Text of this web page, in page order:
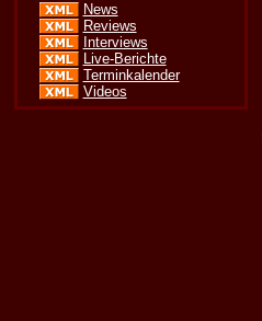
News
Reviews
Interviews
Live-Berichte
Terminkalender
Videos